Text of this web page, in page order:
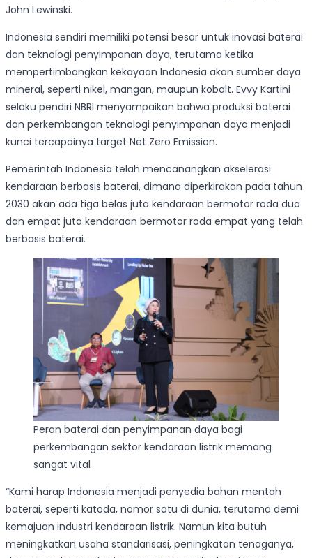
John Lewinski.
Indonesia sendiri memiliki potensi besar untuk inovasi baterai
dan teknologi penyimpanan daya, terutama ketika
mempertimbangkan kekayaan Indonesia akan sumber daya
mineral, seperti nikel, mangan, maupun kobalt. Evvy Kartini
selaku pendiri NBRI menyampaikan bahwa produksi baterai
dan perkembangan teknologi penyimpanan daya menjadi
kunci tercapainya target Net Zero Emission.
Pemerintah Indonesia telah mencanangkan akselerasi
kendaraan berbasis baterai, dimana diperkirakan pada tahun
2030 akan ada tiga belas juta kendaraan bermotor roda dua
dan empat juta kendaraan bermotor roda empat yang telah
berbasis baterai.
Peran baterai dan penyimpanan daya bagi
perkembangan sektor kendaraan listrik memang
sangat vital
“Kami harap Indonesia menjadi penyedia bahan mentah
baterai, seperti katoda, nomor satu di dunia, terutama demi
kemajuan industri kendaraan listrik. Namun kita butuh
meningkatkan usaha standarisasi, peningkatan tenaganya,